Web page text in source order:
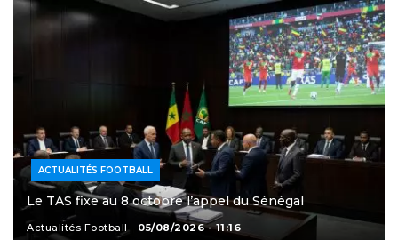
ACTUALITÉS FOOTBALL
Le TAS fixe au 8 octobre l’appel du Sénégal
Actualités Football 05/08/2026 - 11:16